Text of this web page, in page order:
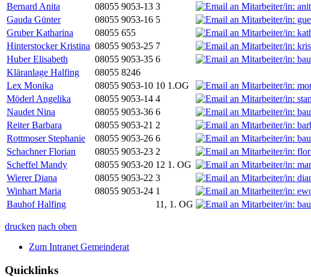
Bernard Anita
08055 9053-13 3
Gauda Günter
08055 9053-16 5
Gruber Katharina
08055 655
Hinterstocker Kristina 08055 9053-25 7
Huber Elisabeth
08055 9053-35 6
Kläranlage Halfing
08055 8246
Lex Monika
08055 9053-10 10 1.OG
Möderl Angelika
08055 9053-14 4
Naudet Nina
08055 9053-36 6
Reiter Barbara
08055 9053-21 2
Rottmoser Stephanie
08055 9053-26 6
Schachner Florian
08055 9053-23 2
Scheffel Mandy
08055 9053-20 12 1. OG
Wierer Diana
08055 9053-22 3
Winhart Maria
08055 9053-24 1
Bauhof Halfing
11, 1. OG
drucken nach oben
Zum Intranet Gemeinderat
Quicklinks